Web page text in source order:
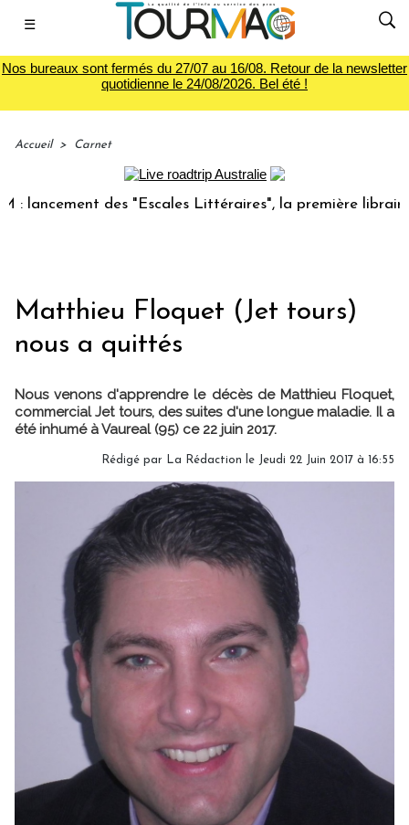
☰
Nos bureaux sont fermés du 27/07 au 16/08. Retour de la newsletter
quotidienne le 24/08/2026. Bel été !
Accueil > Carnet
des "Escales Littéraires", la première librairie du
Matthieu Floquet (Jet tours)
nous a quittés
Nous venons d'apprendre le décès de Matthieu Floquet,
commercial Jet tours, des suites d'une longue maladie. Il a
été inhumé à Vaureal (95) ce 22 juin 2017.
Rédigé par La Rédaction le Jeudi 22 Juin 2017 à 16:55